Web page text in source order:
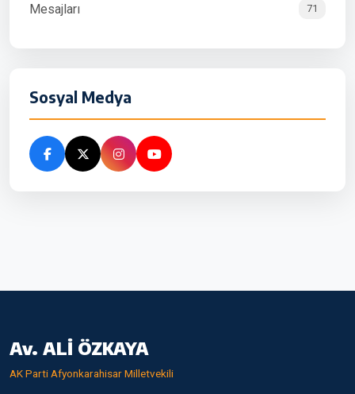
Mesajları 71
Sosyal Medya
Av. ALİ ÖZKAYA
AK Parti Afyonkarahisar Milletvekili